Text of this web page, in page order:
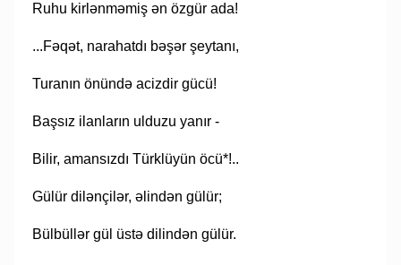
Ruhu kirlənməmiş ən özgür ada!
...Fəqət, narahatdı bəşər şeytanı,
Turanın önündə acizdir gücü!
Başsız ilanların ulduzu yanır -
Bilir, amansızdı Türklüyün öcü*!..
Gülür dilənçilər, əlindən gülür;
Bülbüllər gül üstə dilindən gülür.